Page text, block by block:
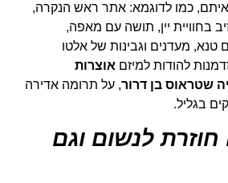
כמו לדוגמא: אתר ראש הנקרה,
יין, תושה עם מאפה,
מעדנים וגבינות של אלטו
להודות למיזםאוצרות
בן דרור, על תרומה אדירה
בגליל.
לנשום וגם